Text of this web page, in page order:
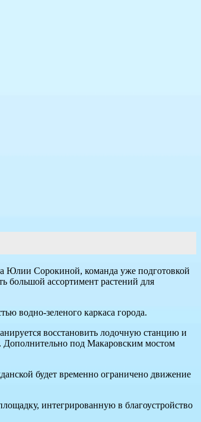
Юлии Сорокиной, команда уже подготовкой
большой ассортимент растений для
водно-зеленого каркаса города.
восстановить лодочную станцию и
Дополнительно под Макаровским мостом
будет временно ограничено движение
интегрированную в благоустройство